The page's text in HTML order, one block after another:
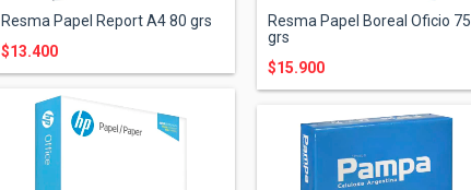
Resma Papel Report A4 80 grs
$13.400
Resma Papel Boreal Oficio 75
grs
$15.900